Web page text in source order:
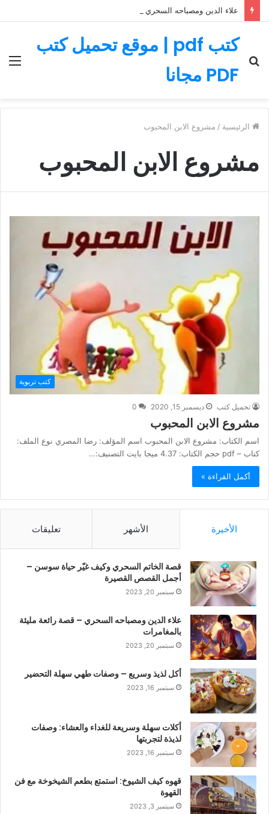
علاء الدين ومصباحه السحري – قصة رائعة مليئة بالمغامرات
كتب pdf | موقع تحميل كتب
PDF مجاناعن
الرئيسية / مشروع الابن المحبوب
مشروع الابن المحبوب
كتب تربوية
تحميل كتب ديسمبر 15, 2020 0
مشروع الابن المحبوب
اسم الكتاب: مشروع الابن المحبوب اسم المؤلف: رضا المصري نوع الملف:
كتاب – pdf حجم الكتاب: 4.37 ميجا بايت التصنيف:…
أكمل القراءة »
الأخيرة الأشهر تعليقات
قصة الخاتم السحري وكيف غيّر حياة سوسن –
أجمل القصص القصيرة
سبتمبر 20, 2023
علاء الدين ومصباحه السحري – قصة رائعة مليئة
بالمغامرات
سبتمبر 20, 2023
أكل لذيذ وسريع – وصفات طهي سهلة التحضير
سبتمبر 16, 2023
أكلات سهلة وسريعة للغداء والعشاء: وصفات
لذيذة لتجربتها
سبتمبر 16, 2023
قهوه كيف الشيوخ: استمتع بطعم الشيخوخة مع فن
القهوة
سبتمبر 3, 2023